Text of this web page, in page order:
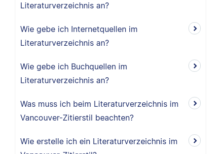
Literaturverzeichnis an?
Wie gebe ich Internetquellen im
Literaturverzeichnis an?
Wie gebe ich Buchquellen im
Literaturverzeichnis an?
Was muss ich beim Literaturverzeichnis im
Vancouver-Zitierstil beachten?
Wie erstelle ich ein Literaturverzeichnis im